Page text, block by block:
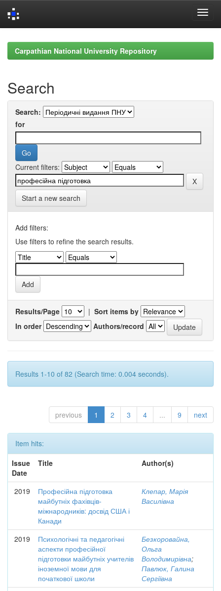
navigationCarpathian National University Repository
Search
Search:
for
Current filters:
Start a new search
Add filters:
Use filters to refine the search results.
Results/Page | Sort items by
In order
Authors/record
Results 1-10 of 82 (Search time: 0.004 seconds).
previous 1 2 3 4 ... 9 next
Item hits:
Issue
Date
Title Author(s)
2019
Професійна підготовка
майбутніх фахівців-
міжнародників: досвід США і
Канади
Клепар, Марія
Василівна
2019
Психологічні та педагогічні
аспекти професійної
підготовки майбутніх учителів
іноземної мови для
початкової школи
Безкоровайна,
Ольга
Володимирівна;
Павлюк, Галина
Сергіївна